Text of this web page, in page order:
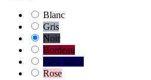
Blanc
Gris
Noir
Bordeau
Bleu foncé
Rose